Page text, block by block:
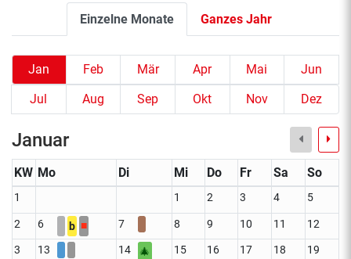
Einzelne Monate Ganzes Jahr
Jan Feb Mär Apr Mai
Jun
Jul
Aug Sep Okt Nov Dez
Januar
KW Mo Di Mi Do Fr Sa So
1 1 2 3 4 5
2 6 b ■ 7 8 9 10 11 12
3 13 14 🎄 15 16 17 18
19